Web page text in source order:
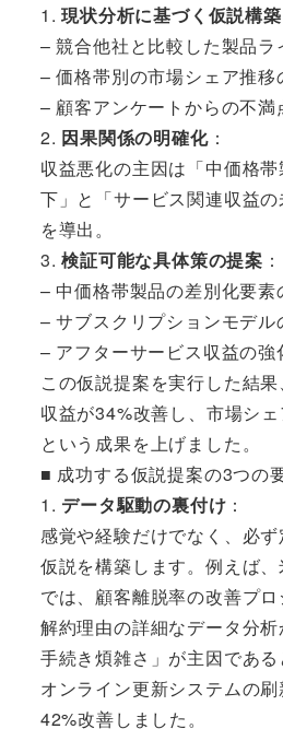
1.現状分析に基づく仮説構築
– 競合他社と比較した製品
– 価格帯別の市場シェア推移
– 顧客アンケートからの不満
2. 因果関係の明確化：
収益悪化の主因は「中価格
下」と「サービス関連収益
を導出。
3.検証可能な具体策の提案 ：
– 中価格帯製品の差別化要素
– サブスクリプションモデル
– アフターサービス収益の強
この仮説提案を実行した結
収益が34%改善し、市場シ
という成果を上げました。
■ 成功する仮説提案の3つの
1. データ駆動の裏付け ：
感覚や経験だけでなく、必
仮説を構築します。例えば
では、顧客離脱率の改善プロ
解約理由の詳細なデータ分
手続き煩雑さ」が主因である
オンライン更新システムの
42%改善しました。